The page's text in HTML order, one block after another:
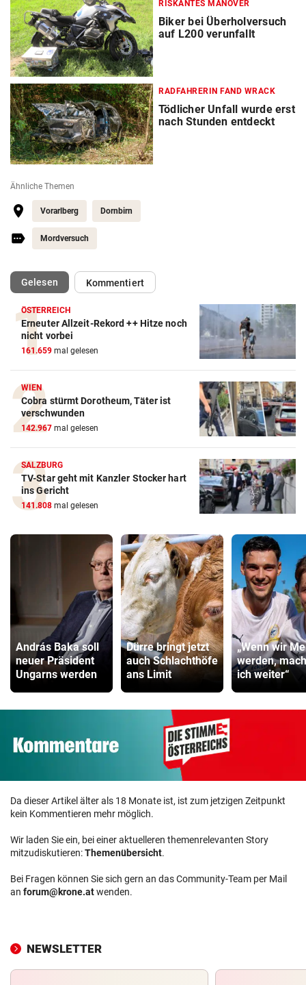
RISKANTES MANÖVER
Biker bei Überholversuch
auf L200 verunfallt
RADFAHRERIN FAND WRACK
Tödlicher Unfall wurde erst
nach Stunden entdeckt
Ähnliche Themen
Vorarlberg Dornbirn
Mordversuch
Gelesen(ausgewählt)Kommentiert
ÖSTERREICH
Erneuter Allzeit-Rekord ++ Hitze noch
nicht vorbei
161.659 mal gelesen
WIEN
Cobra stürmt Dorotheum, Täter ist
verschwunden
142.967 mal gelesen
SALZBURG
TV-Star geht mit Kanzler Stocker hart
ins Gericht
141.808 mal gelesen
András Baka soll
neuer Präsident
Ungarns werden
Dürre bringt jetzt
auch Schlachthöfe
ans Limit
„Wenn wir
werden,
ich weiter“
Da dieser Artikel älter als 18 Monate ist, ist zum jetzigen Zeitpunkt
kein Kommentieren mehr möglich.
Wir laden Sie ein, bei einer aktuelleren themenrelevanten Story
mitzudiskutieren:Themenübersicht.
Bei Fragen können Sie sich gern an das Community-Team per Mail
an forum@krone.atwenden.
NEWSLETTER